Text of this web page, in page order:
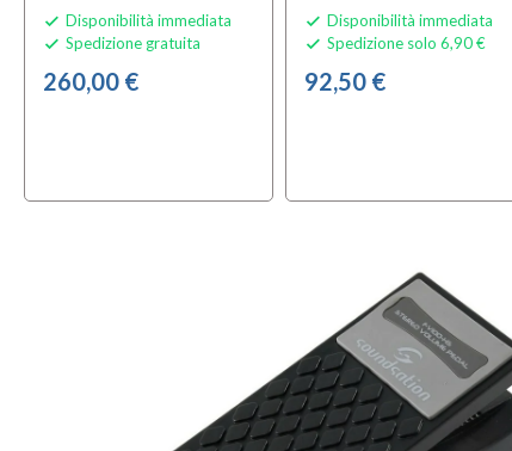
 Disponibilità immediata
 Spedizione gratuita
260,00 €
 Disponibilità immediata
 Spedizione solo 6,90 €
92,50 €